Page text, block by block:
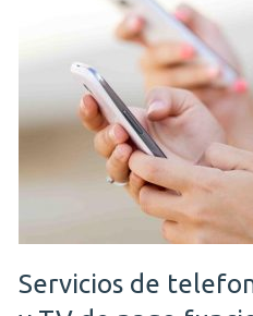
Servicios de